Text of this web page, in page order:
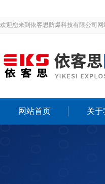
欢迎您来到依客思防爆科技有限公司网
网站首页 关于